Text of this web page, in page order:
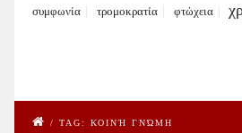
συμφωνία
τρομοκρατία φτώχεια
/ TAG: ΚΟΙΝΉ ΓΝΏΜΗ